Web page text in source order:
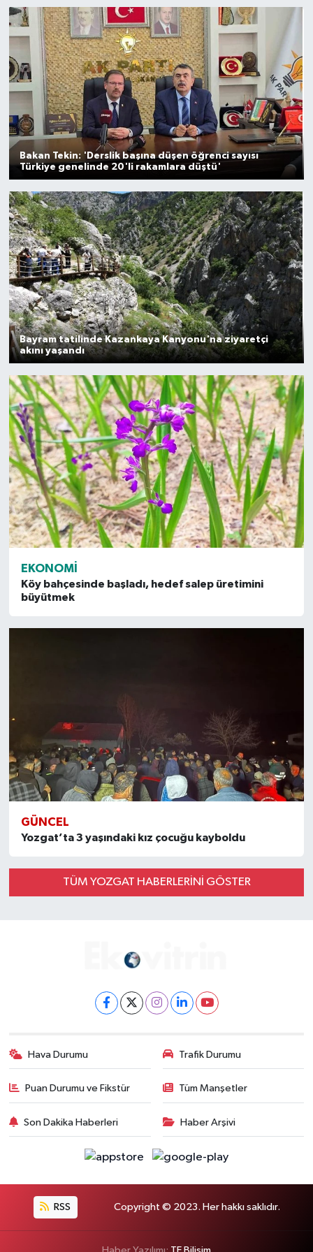
Bakan Tekin: 'Derslik başına düşen öğrenci sayısı
Türkiye genelinde 20'li rakamlara düştü'
Bayram tatilinde Kazankaya Kanyonu'na ziyaretçi
akını yaşandı
EKONOMI
Köy bahçesinde başladı, hedef salep üretimini
büyütmek
GÜNCEL
Yozgat’ta 3 yaşındaki kız çocuğu kayboldu
TÜM YOZGAT HABERLERINI GÖSTER
Hava Durumu Trafik Durumu
Puan Durumu ve Fikstür Tüm Manşetler
Son Dakika Haberleri Haber Arşivi
RSS Copyright © 2023. Her hakkı saklıdır.
Gayrimenkul
Spor
Eğitim